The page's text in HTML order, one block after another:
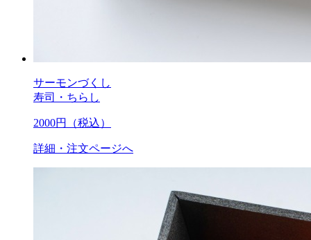
サーモンづくし
寿司・ちらし
2000円（税込）
詳細・注文ページへ